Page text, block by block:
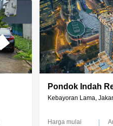
Pondok Indah
Kebayoran Lama,
Harga mulai